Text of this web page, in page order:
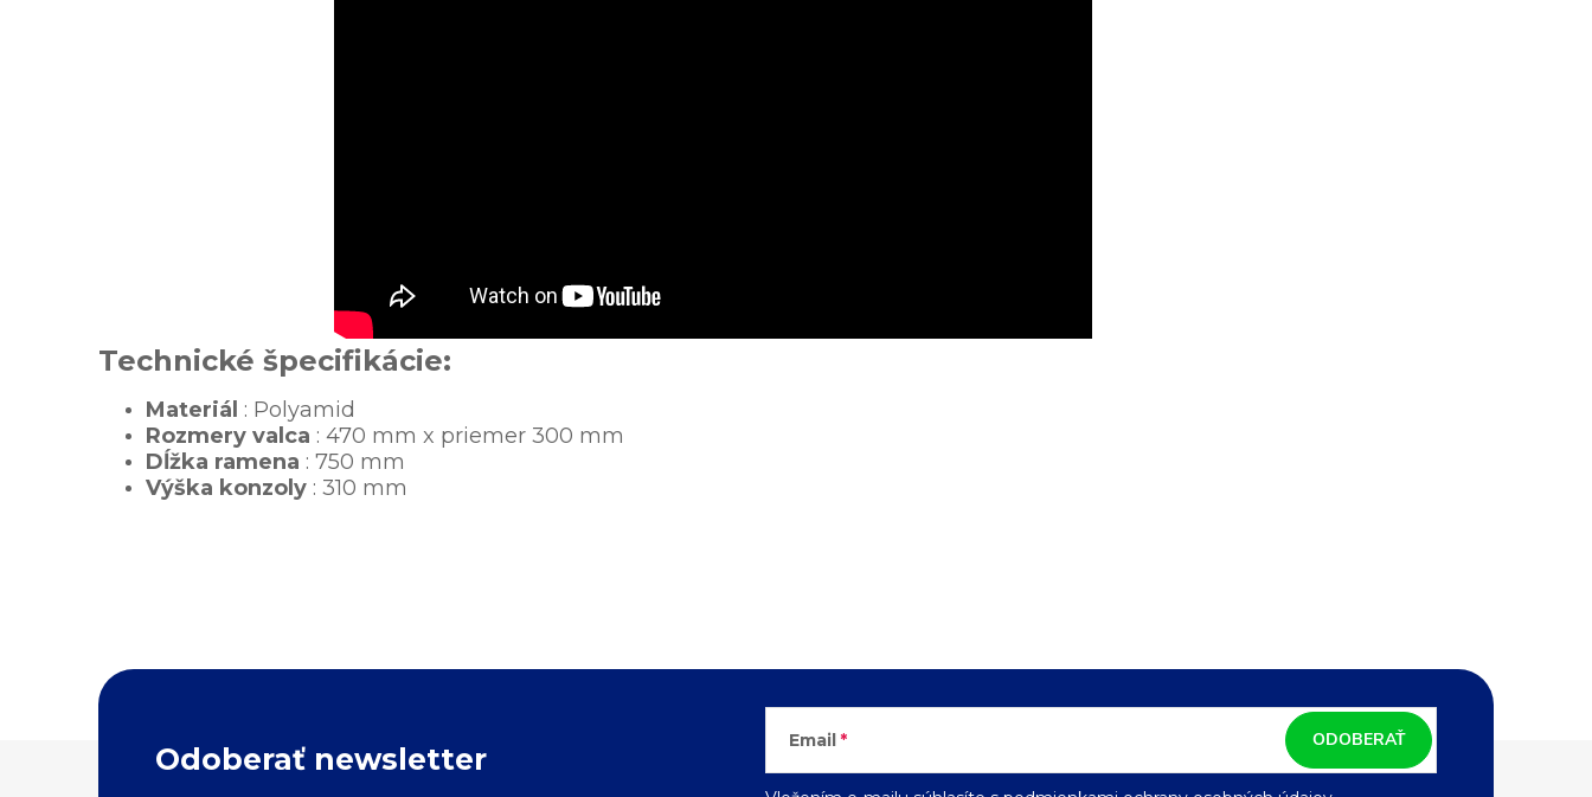
Technické špecifikácie:
Materiál : Polyamid
Rozmery valca : 470 mm x priemer 300 mm
Dĺžka ramena : 750 mm
Výška konzoly : 310 mm
Odoberať newsletter
Email ODOBERAŤ